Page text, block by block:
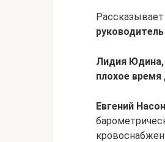
Рассказывает
Лидия Юдина,
плохое время
Евгений